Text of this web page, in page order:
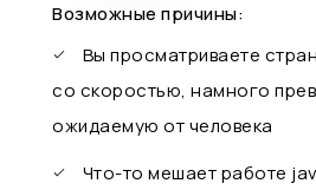
Возможные причины:
Вы просматриваете
со скоростью, намного
ожидаемую от человека
Что-то мешает работе